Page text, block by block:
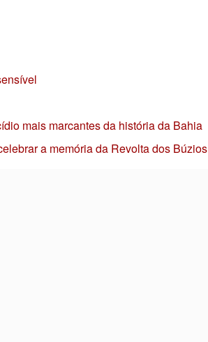
mais marcantes da história da Bahia
a memória da Revolta dos Búzios